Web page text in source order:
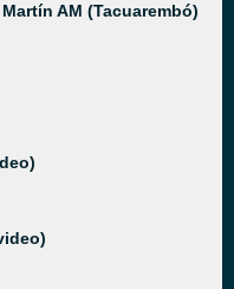
AM (Tacuarembó)